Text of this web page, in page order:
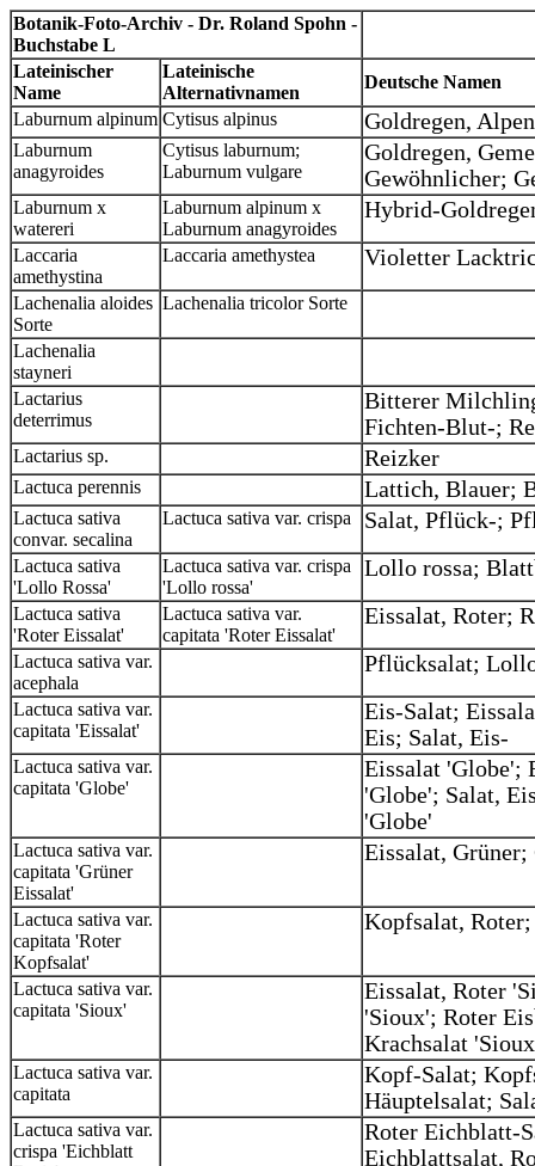
Botanik-Foto-Archiv - Dr. Roland Spohn -
Buchstabe L
Lateinischer
Name
Lateinische
Alternativnamen
Deutsche Namen
Laburnum alpinum Cytisus alpinus Goldregen,
Laburnum
anagyroides
Cytisus laburnum;
Laburnum vulgare
Goldregen,
Gewöhnlicher;
Laburnum x
watereri
Laburnum alpinum x
Laburnum anagyroides
Hybrid-
Laccaria
amethystina
Laccaria amethystea Violetter
Lachenalia aloides
Sorte
Lachenalia tricolor Sorte
Lachenalia
stayneri
Lactarius
deterrimus
Bitterer
Fichten-Blut-;
Lactarius sp. Reizker
Lactuca perennis Lattich, Blauer;
Lactuca sativa
convar. secalina
Lactuca sativa var. crispa Salat, Pflück-;
Lactuca sativa
'Lollo Rossa'
Lactuca sativa var. crispa
'Lollo rossa'
Lollo rossa;
Lactuca sativa
'Roter Eissalat'
Lactuca sativa var.
capitata 'Roter Eissalat'
Eissalat, Roter;
Lactuca sativa var.
acephala
Pflücksalat;
Lactuca sativa var.
capitata 'Eissalat'
Eis-Salat;
Eis; Salat, Eis-
Lactuca sativa var.
capitata 'Globe'
Eissalat 'Globe';
'Globe'; Salat,
'Globe'
Lactuca sativa var.
capitata 'Grüner
Eissalat'
Eissalat,
Lactuca sativa var.
capitata 'Roter
Kopfsalat'
Kopfsalat,
Lactuca sativa var.
capitata 'Sioux'
Eissalat, Roter
'Sioux'; Roter
Krachsalat
Lactuca sativa var.
capitata
Kopf-Salat;
Häuptelsalat;
Lactuca sativa var.
crispa 'Eichblatt
Roter Eichblatt-
Eichblattsalat,